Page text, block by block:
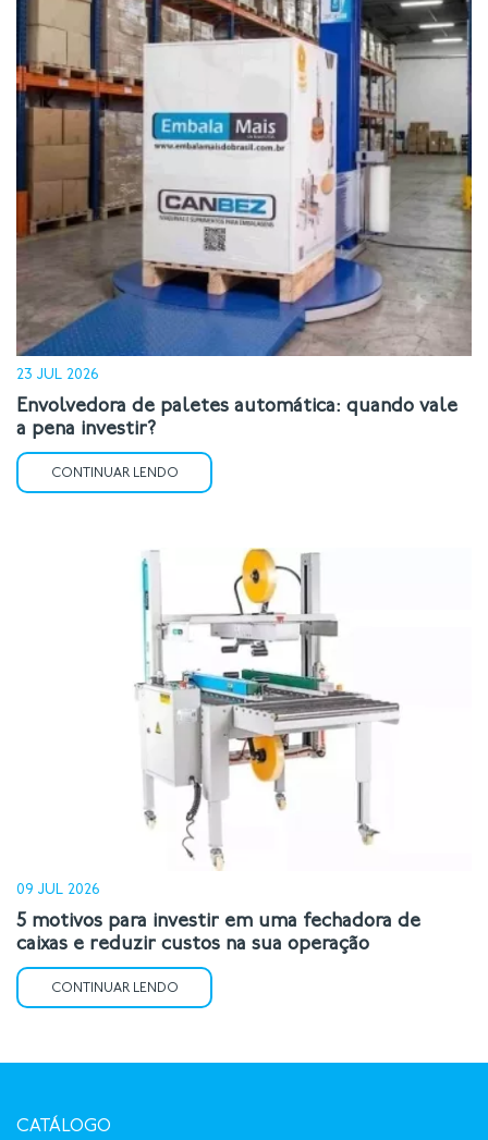
23 JUL 2026
Envolvedora de paletes automática: quando vale
a pena investir?
CONTINUAR LENDO
09 JUL 2026
5 motivos para investir em uma fechadora de
caixas e reduzir custos na sua operação
CONTINUAR LENDO
CATÁLOGO